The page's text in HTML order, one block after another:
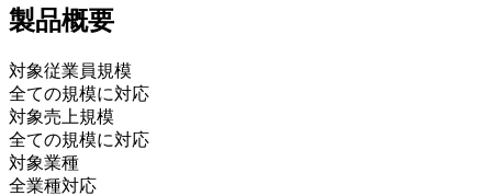
製品概要
対象従業員規模
全ての規模に対応
対象売上規模
全ての規模に対応
対象業種
全業種対応